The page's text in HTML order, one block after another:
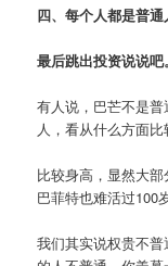
四、每个人都是普通
最后跳出投资说说吧。
有人说，巴芒不是
人，看从什么方面比
比较身高，显然大部
巴菲特也难活过100
我们其实说权贵不普